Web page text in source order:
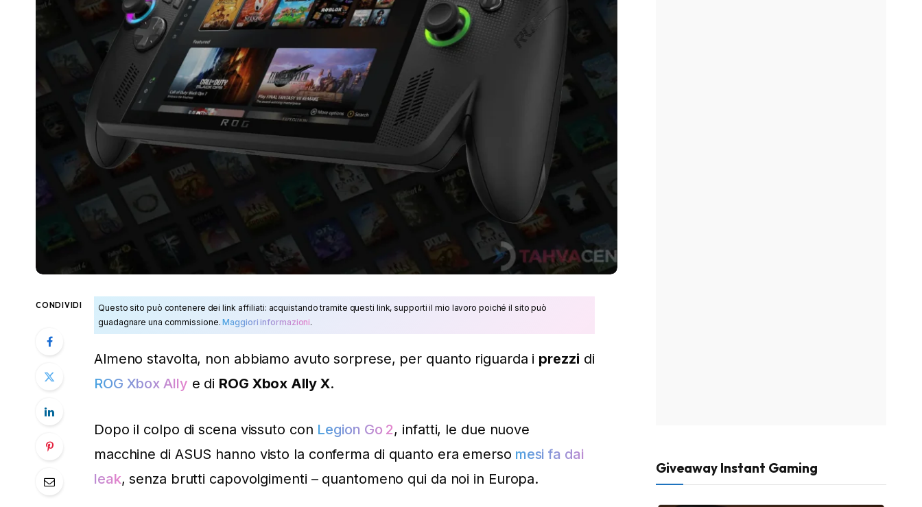
CONDIVIDI
Questo sito può contenere dei link affiliati: acquistando tramite questi link, supporti il mio lavoro poiché il sito può
guadagnare una commissione.Maggiori informazioni.
Almeno stavolta, non abbiamo avuto sorprese, per quanto riguarda i prezzi di
ROG Xbox Ally e di ROG Xbox Ally X.
Dopo il colpo di scena vissuto con Legion Go 2, infatti, le due nuove
macchine di ASUS hanno visto la conferma di quanto era emerso mesi fa dai
leak, senza brutti capovolgimenti – quantomeno qui da noi in Europa.
Giveaway Instant Gaming